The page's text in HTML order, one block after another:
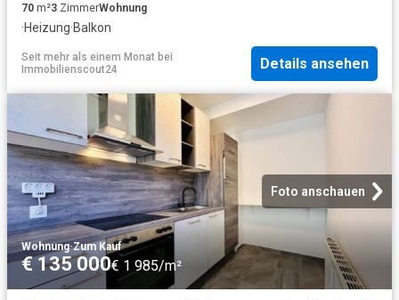
70 m²3 ZimmerWohnung
·Heizung·Balkon
Seit mehr als einem Monat bei
Immobilienscout24
Details ansehen
Foto anschauen
Wohnung·Zum Kauf
€ 135 000€ 1 985/m²